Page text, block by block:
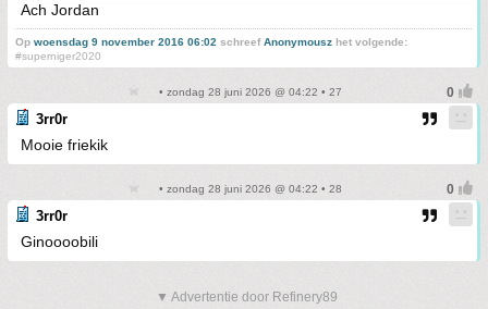
Ach Jordan
Op woensdag 9 november 2016 06:02 schreefAnonymousz het volgende:
#superniger2020
• zondag 28 juni 2026 @ 04:22 • 27
3rr0r
Mooie friekik
• zondag 28 juni 2026 @ 04:22 • 28
3rr0r
Ginoooobili
▼ Advertentie door Refinery89